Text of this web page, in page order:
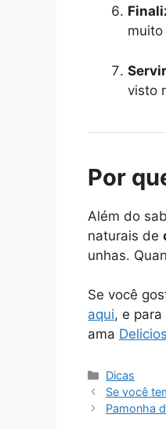
visto
Por
Além do
naturais de
unhas.
Se você
aqui, e
ama
Categorias
Dicas
Se você
Pamonha